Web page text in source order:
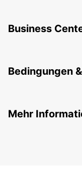
Business
Bedingungen
Mehr